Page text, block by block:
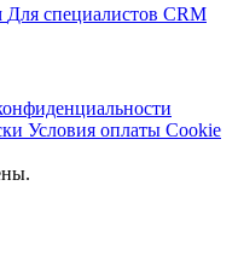
Для специалистов CRM
Условия оплаты Cookie